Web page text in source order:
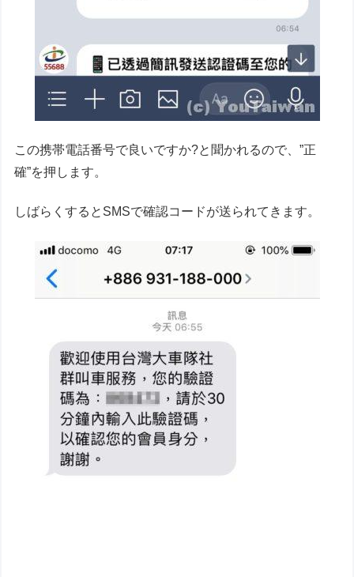
この携帯電話番号で良いですか?と聞かれるので、”正
確”を押します。
しばらくするとSMSで確認コードが送られてきます。